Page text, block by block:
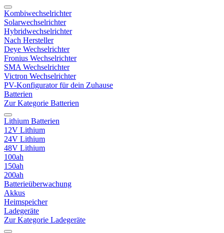
Kombiwechselrichter
Solarwechselrichter
Hybridwechselrichter
Nach Hersteller
Deye Wechselrichter
Fronius Wechselrichter
SMA Wechselrichter
Victron Wechselrichter
PV-Konfigurator für dein Zuhause
Batterien
Zur Kategorie Batterien
Lithium Batterien
12V Lithium
24V Lithium
48V Lithium
100ah
150ah
200ah
Batterieüberwachung
Akkus
Heimspeicher
Ladegeräte
Zur Kategorie Ladegeräte